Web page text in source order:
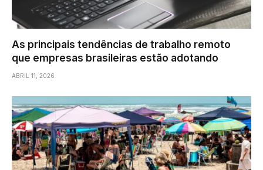
As principais tendências de trabalho remoto
que empresas brasileiras estão adotando
ABRIL 11, 2026